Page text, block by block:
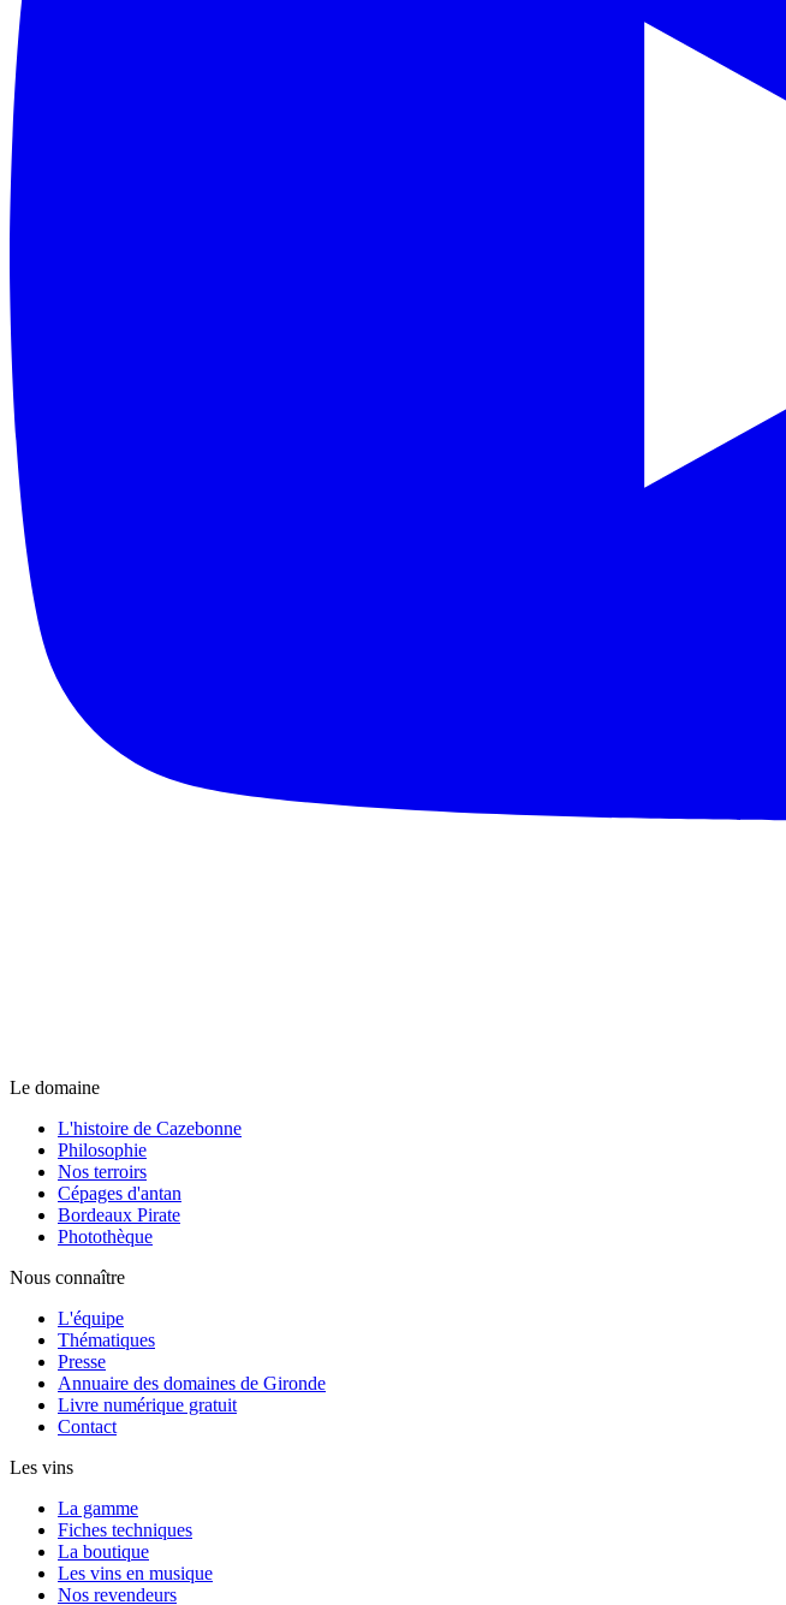
Le domaine
L'histoire de Cazebonne
Philosophie
Nos terroirs
Cépages d'antan
Bordeaux Pirate
Photothèque
Nous connaître
L'équipe
Thématiques
Presse
Annuaire des domaines de Gironde
Livre numérique gratuit
Contact
Les vins
La gamme
Fiches techniques
La boutique
Les vins en musique
Nos revendeurs